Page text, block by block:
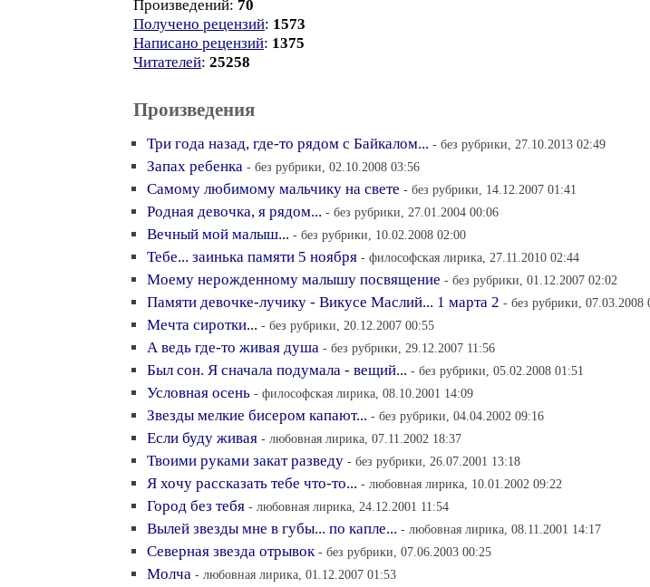
Произведений: 70
Получено рецензий: 1573
Написано рецензий: 1375
Читателей: 25258
Произведения
Три года назад, где-то рядом с Байкалом... - без рубрики, 27.10.2013 02:49
Запах ребенка - без рубрики, 02.10.2008 03:56
Самому любимому мальчику на свете - без рубрики, 14.12.2007 01:41
Родная девочка, я рядом... - без рубрики, 27.01.2004 00:06
Вечный мой малыш... - без рубрики, 10.02.2008 02:00
Тебе... заинька памяти 5 ноября - философская лирика, 27.11.2010 02:44
Моему нерожденному малышу посвящение - без рубрики, 01.12.2007 02:02
Памяти девочке-лучику - Викусе Маслий... 1 марта 2 - без рубрики, 07.03.2008
Мечта сиротки... - без рубрики, 20.12.2007 00:55
А ведь где-то живая душа - без рубрики, 29.12.2007 11:56
Был сон. Я сначала подумала - вещий... - без рубрики, 05.02.2008 01:51
Условная осень - философская лирика, 08.10.2001 14:09
Звезды мелкие бисером капают... - без рубрики, 04.04.2002 09:16
Если буду живая - любовная лирика, 07.11.2002 18:37
Твоими руками закат разведу - без рубрики, 26.07.2001 13:18
Я хочу рассказать тебе что-то... - любовная лирика, 10.01.2002 09:22
Город без тебя - любовная лирика, 24.12.2001 11:54
Вылей звезды мне в губы... по капле... - любовная лирика, 08.11.2001 14:17
Северная звезда отрывок - без рубрики, 07.06.2003 00:25
Молча - любовная лирика, 01.12.2007 01:53